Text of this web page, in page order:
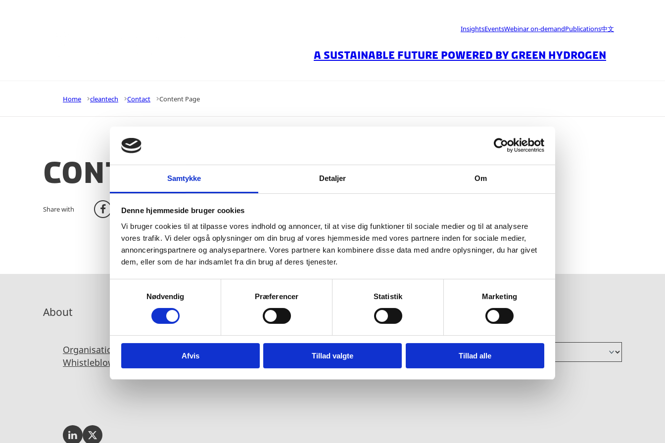
Samtykke Detaljer Om
Denne hjemmeside bruger cookies
Vi bruger cookies til at tilpasse vores indhold og annoncer, til at vise dig funktioner til sociale medier og til at analysere
vores trafik. Vi deler også oplysninger om din brug af vores hjemmeside med vores partnere inden for sociale medier,
annonceringspartnere og analysepartnere. Vores partnere kan kombinere disse data med andre oplysninger, du har givet
dem, eller som de har indsamlet fra din brug af deres tjenester.
k
e
v
Nødvendig Præferencer Statistik Marketing
Afvis Tillad valgte Tillad alle
InsightsEventsWebinar on-demandPublications中文
A SUSTAINABLE FUTURE POWERED BY GREEN HYDROGEN
Home cleantech Contact Content Page
Content Page
Share with Share on Facebook
Share on X (Twitter)
Share on LinkedIn
About
Organisation
Whistleblower
Also visit